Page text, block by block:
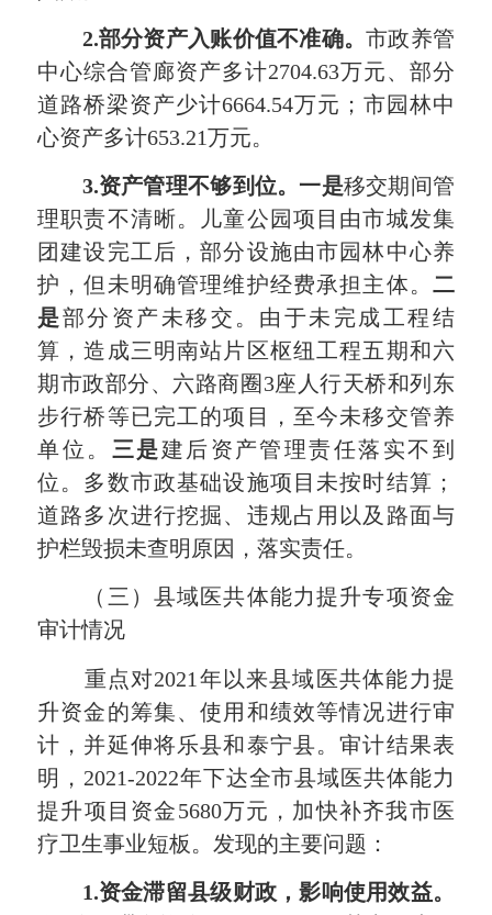
2.部分资产入账价值不准确。市政养管
中心综合管廊资产多计2704.63万元、部分
道路桥梁资产少计6664.54万元；市园林中
心资产多计653.21万元。
3.资产管理不够到位。 一是移交期间管
理职责不清晰。儿童公园项目由市城发集
团建设完工后，部分设施由市园林中心养
护，但未明确管理维护经费承担主体。 二
是部分资产未移交。由于未完成工程结
算，造成三明南站片区枢纽工程五期和六
期市政部分、六路商圈3座人行天桥和列东
步行桥等已完工的项目，至今未移交管养
单位。 三是建后资产管理责任落实不到
位。多数市政基础设施项目未按时结算；
道路多次进行挖掘、违规占用以及路面与
护栏毁损未查明原因，落实责任。
（三）县域医共体能力提升专项资金
审计情况
重点对2021年以来县域医共体能力提
升资金的筹集、使用和绩效等情况进行审
计，并延伸将乐县和泰宁县。审计结果表
明，2021-2022年下达全市县域医共体能力
提升项目资金5680万元，加快补齐我市医
疗卫生事业短板。发现的主要问题：
1.资金滞留县级财政，影响使用效益。